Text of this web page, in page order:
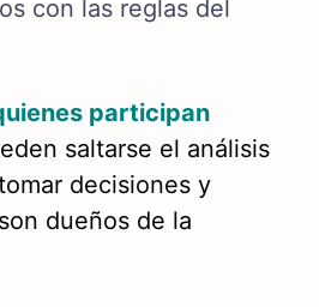
con las reglas del
participan
saltarse el análisis
decisiones y
dueños de la